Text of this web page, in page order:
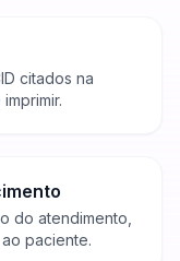
citados na
do atendimento,
paciente.